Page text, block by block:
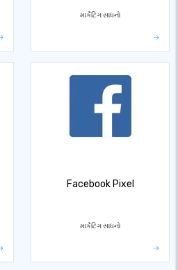
માર્કેટિંગ સાધનો
Facebook Pixel
માર્કેટિંગ સાધનો